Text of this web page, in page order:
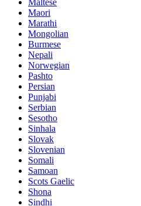
Maori
Marathi
Mongolian
Burmese
Nepali
Norwegian
Pashto
Persian
Punjabi
Serbian
Sesotho
Sinhala
Slovak
Slovenian
Somali
Samoan
Scots Gaelic
Shona
Sindhi